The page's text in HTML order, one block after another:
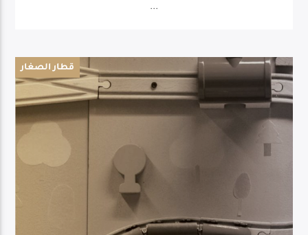
...
قطار الصغار